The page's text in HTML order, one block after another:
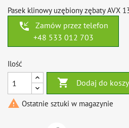
Pasek klinowy uzębiony zębaty AVX
phone_callback
Zamów przez telefon
+48 533 012 703
Ilość
 Dodaj do
 Ostatnie sztuki w magazynie